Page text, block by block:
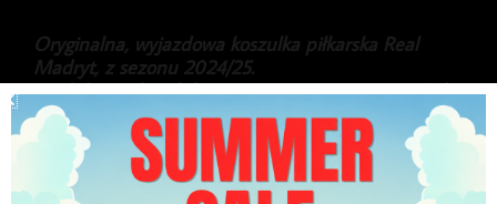
Oryginalna, wyjazdowa koszulka piłkarska Real
Madryt, z sezonu 2024/25.
Produkt marki Adidas, w meczowej wersji Heat.Rdy,
oraz kompletem metek producenta.
Na plecach Kylian Mbappe.
Koszulka w full wersji, pełny branding ligowy.